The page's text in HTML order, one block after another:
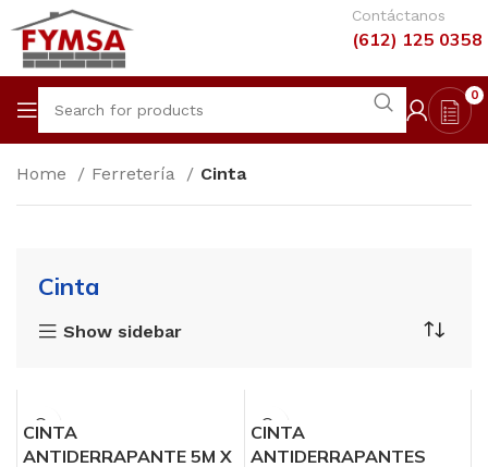
Contáctanos
(612) 125 0358
0
Home Ferretería Cinta
Cinta
Show sidebar
CINTA
ANTIDERRAPANTE 5M X
CINTA
ANTIDERRAPANTES